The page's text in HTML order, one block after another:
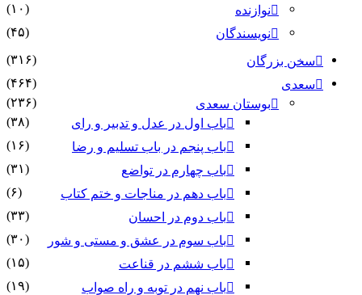
نوازنده
(۱۰)
نویسندگان
(۴۵)
سخن بزرگان
(۳۱۶)
سعدی
(۴۶۴)
بوستان سعدی
(۲۳۶)
باب اول در عدل و تدبیر و رای
(۳۸)
باب پنجم در باب تسلیم و رضا
(۱۶)
باب چهارم در تواضع
(۳۱)
باب دهم در مناجات و ختم کتاب
(۶)
باب دوم در احسان
(۳۳)
باب سوم در عشق و مستی و شور
(۳۰)
باب ششم در قناعت
(۱۵)
باب نهم در توبه و راه صواب
(۱۹)